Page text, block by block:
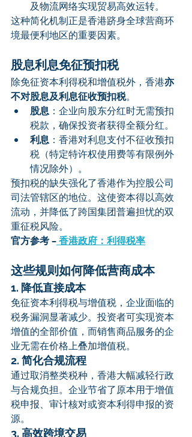
及物流网络实现贸易高效运转。
这种简化机制正是香港跻身全球营商环
境最便利地区的重要因素。
股息利息免征预扣税
除免征资本利得税和增值税外，香港亦
不对股息及利息征收预扣税。
股息 ：企业向股东分红时无需预扣
税款，确保投资者获得全额分红。
利息 ：香港对利息支付不征收预扣
税（特定特许权使用费等有限例外
情况除外）。
预扣税的缺失强化了香港作为控股公司
司法管辖区的地位。这使资本得以高效
流动，并降低了跨国集团普遍担忧的双
重征税风险。
官方参考 – 香港政府：利得税率
这些规则如何降低营商成本
1. 降低直接成本
免征资本利得税与增值税，企业面临的
税务漏洞显著减少。投资者可实现资本
增值的全部价值，而销售商品服务的企
业无需在价格上叠加增值税。
2. 简化合规流程
通过取消整类税种，香港大幅减轻行政
与合规负担。企业节省了原本用于增值
税申报、审计核对或资本利得申报的资
源。
3. 高效跨境交易